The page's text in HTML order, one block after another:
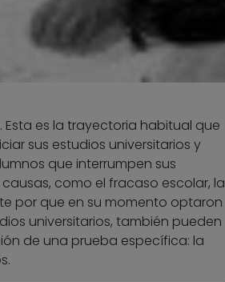
Esta es la trayectoria habitual que
sus estudios universitarios y
que interrumpen sus
como el fracaso escolar, la
por que en su momento optaron
universitarios, también pueden
de una prueba específica: la